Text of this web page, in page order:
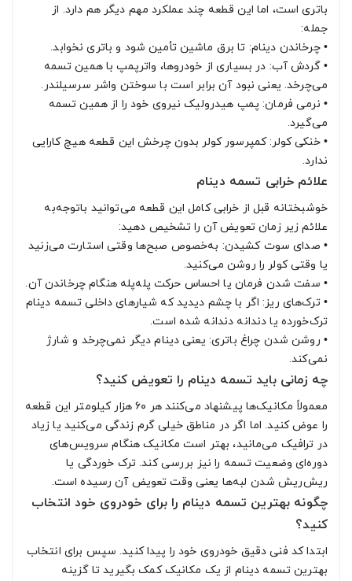
باتری است، اما این قطعه چند عملکرد مهم دیگر هم دارد. از
جمله:
• چرخاندن دینام: تا برق ماشین تأمین شود و باتری نخوابد.
• گردش آب: در بسیاری از خودروها، واترپمپ با همین تسمه
می‌چرخد. یعنی نبود آن برابر است با سوختن واشر سرسیلندر.
• نرمی فرمان: پمپ هیدرولیک نیروی خود را از همین تسمه
می‌گیرد.
• خنکی کولر: کمپرسور کولر بدون چرخش این قطعه هیچ کارایی
ندارد.
علائم خرابی تسمه دینام
خوشبختانه قبل از خرابی کامل این قطعه می‌توانید باتوجه‌به
علائم زیر زمان تعویض آن را تشخیص دهید:
• صدای سوت کشیدن: به‌خصوص صبح‌ها وقتی استارت می‌زنید
یا وقتی کولر را روشن می‌کنید.
• سفت شدن فرمان یا احساس حرکت پله‌پله هنگام چرخاندن آن.
• ترک‌های ریز: اگر با چشم دیدید که شیارهای داخلی تسمه دینام
ترک‌خورده یا دندانه دندانه شده است.
• روشن شدن چراغ باتری: یعنی دینام دیگر نمی‌چرخد و شارژ
نمی‌کند.
چه زمانی باید تسمه دینام را تعویض کنید؟
معمولاً مکانیک‌ها پیشنهاد می‌کنند هر ۶۰ هزار کیلومتر این قطعه
را عوض کنید. اما اگر در مناطق خیلی گرم زندگی می‌کنید یا زیاد
در ترافیک می‌مانید، بهتر است مکانیک هنگام سرویس‌های
دوره‌ای وضعیت تسمه را نیز بررسی کند. ترک خوردگی یا
ریش‌ریش شدن لبه‌ها یعنی وقت تعویض آن رسیده است.
چگونه بهترین تسمه دینام را برای خودروی خود انتخاب
کنید؟
ابتدا کد فنی دقیق خودروی خود را پیدا کنید. سپس برای انتخاب
بهترین تسمه دینام از یک مکانیک کمک بگیرید تا گزینه